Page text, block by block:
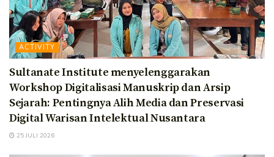
ACTIVITY
Sultanate Institute menyelenggarakan
Workshop Digitalisasi Manuskrip dan Arsip
Sejarah: Pentingnya Alih Media dan Preservasi
Digital Warisan Intelektual Nusantara
25 JULI 2026